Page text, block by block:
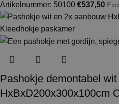
Artikelnummer: 50100 €537,50
Pashokje demontabel
HxBxD200x300x100cm